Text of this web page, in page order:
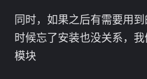
同时，如果之后有需要用
时候忘了安装也没关系，
模块